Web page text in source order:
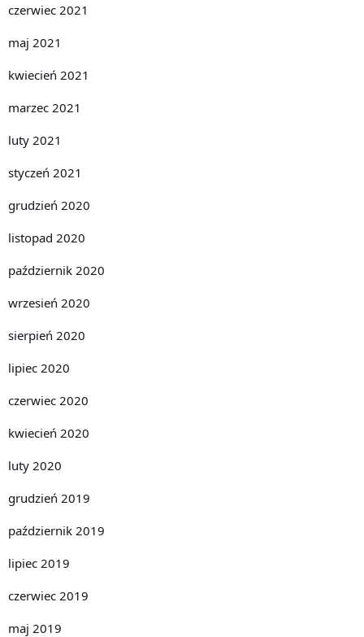
czerwiec 2021
maj 2021
kwiecień 2021
marzec 2021
luty 2021
styczeń 2021
grudzień 2020
listopad 2020
październik 2020
wrzesień 2020
sierpień 2020
lipiec 2020
czerwiec 2020
kwiecień 2020
luty 2020
grudzień 2019
październik 2019
lipiec 2019
czerwiec 2019
maj 2019